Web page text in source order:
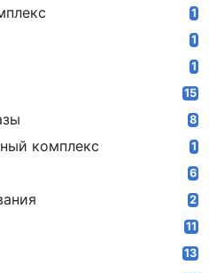
1
1
1
15
8
комплекс 1
6
2
11
13